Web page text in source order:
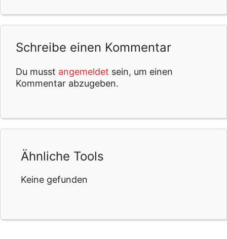
Schreibe einen Kommentar
Du musst angemeldet sein, um einen
Kommentar abzugeben.
Ähnliche Tools
Keine gefunden